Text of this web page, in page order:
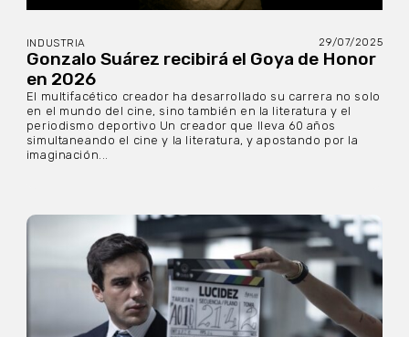
INDUSTRIA 29/07/2025
Gonzalo Suárez recibirá el Goya de Honor
en 2026
El multifacético creador ha desarrollado su carrera no solo
en el mundo del cine, sino también en la literatura y el
periodismo deportivo Un creador que lleva 60 años
simultaneando el cine y la literatura, y apostando por la
imaginación...